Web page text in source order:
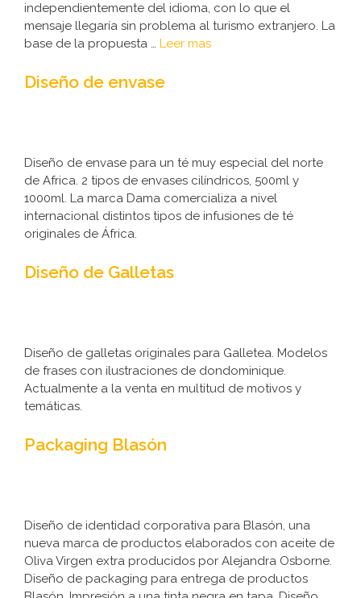
independientemente del idioma, con lo que el
mensaje llegaría sin problema al turismo extranjero. La
base de la propuesta … Leer mas
Diseño de envase
Diseño de envase para un té muy especial del norte
de Africa. 2 tipos de envases cilíndricos, 500ml y
1000ml. La marca Dama comercializa a nivel
internacional distintos tipos de infusiones de té
originales de África.
Diseño de Galletas
Diseño de galletas originales para Galletea. Modelos
de frases con ilustraciones de dondominique.
Actualmente a la venta en multitud de motivos y
temáticas.
Packaging Blasón
Diseño de identidad corporativa para Blasón, una
nueva marca de productos elaborados con aceite de
Oliva Virgen extra producidos por Alejandra Osborne.
Diseño de packaging para entrega de productos